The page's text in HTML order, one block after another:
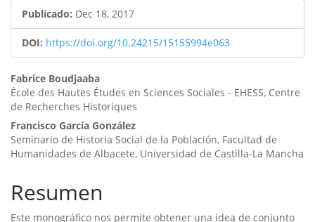
Publicado: Dec 18, 2017
DOI: https://doi.org/10.24215/15155994e063
Contenido
principal
del
artículo
Fabrice Boudjaaba
École des Hautes Études en Sciences Sociales - EHESS, Centre
de Recherches Historiques
Francisco García González
Seminario de Historia Social de la Población, Facultad de
Humanidades de Albacete, Universidad de Castilla-La Mancha
Resumen
Este monográfico nos permite obtener una idea de conjunto